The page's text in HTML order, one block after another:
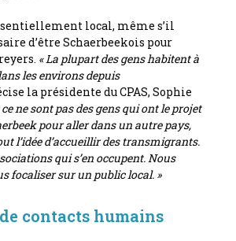
local, même s’il
d’être Schaerbeekois pour
« La plupart des gens habitent à
les environs depuis
la présidente du CPAS, Sophie
ce ne sont pas des gens qui ont le projet
pour aller dans un autre pays,
l’idée d’accueillir des transmigrants.
qui s’en occupent. Nous
focaliser sur un public local. »
contacts humains